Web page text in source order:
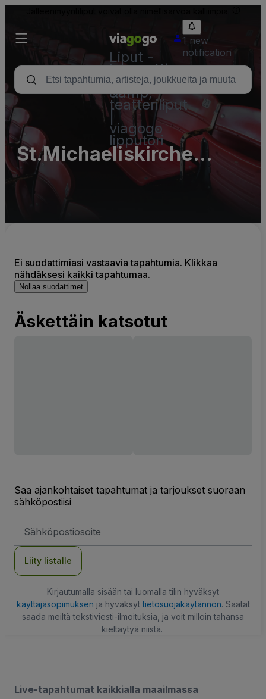
Liput -
konsertti,
urheilu
&amp;
teatteriliput
viagogo
lipputori
1 new
notification
St.Michaeliskirche
Elstra
Ei suodattimiasi vastaavia tapahtumia. Klikkaa
nähdäksesi kaikki tapahtumaa.
Nollaa suodattimet
Äskettäin katsotut
Saa ajankohtaiset tapahtumat ja tarjoukset suoraan
sähköpostiisi
Liity listalle
Kirjautumalla sisään tai luomalla tilin hyväksyt
käyttäjäsopimuksen ja hyväksyttietosuojakäytännön. Saatat
saada meiltä tekstiviesti-ilmoituksia, ja voit milloin tahansa
kieltäytyä niistä.
Live-tapahtumat kaikkialla maailmassa